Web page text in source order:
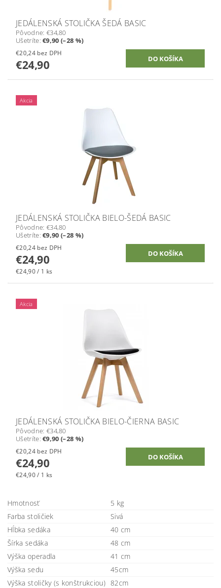
JEDÁLENSKÁ STOLIČKA ŠEDÁ BASIC
Pôvodne: €34,80
Ušetríte:€9,90 (–28 %)
€20,24 bez DPH
€24,90
Akcia
JEDÁLENSKÁ STOLIČKA BIELO-ŠEDÁ BASIC
Pôvodne: €34,80
Ušetríte:€9,90 (–28 %)
€20,24 bez DPH
€24,90
€24,90 / 1 ks
Akcia
JEDÁLENSKÁ STOLIČKA BIELO-ČIERNA BASIC
Pôvodne: €34,80
Ušetríte:€9,90 (–28 %)
€20,24 bez DPH
€24,90
€24,90 / 1 ks
Hmotnosť
5 kg
Farba stoličiek
Sivá
Hĺbka sedáka
40 cm
Šírka sedáka
48 cm
Výška operadla
41 cm
Výška sedu
45cm
Výška stoličky (s konštrukciou) 82cm